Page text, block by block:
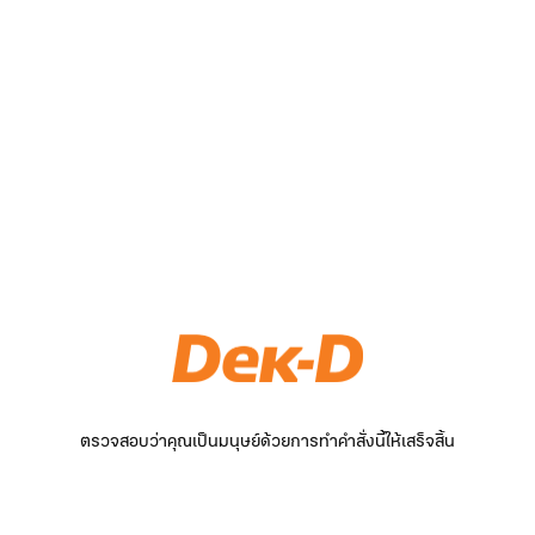
ตรวจสอบว่าคุณเป็นมนุษย์ด้วยการทำคำสั่งนี้ให้เสร็จสิ้น